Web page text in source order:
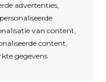
advertenties,
van content,
content,
gegevens